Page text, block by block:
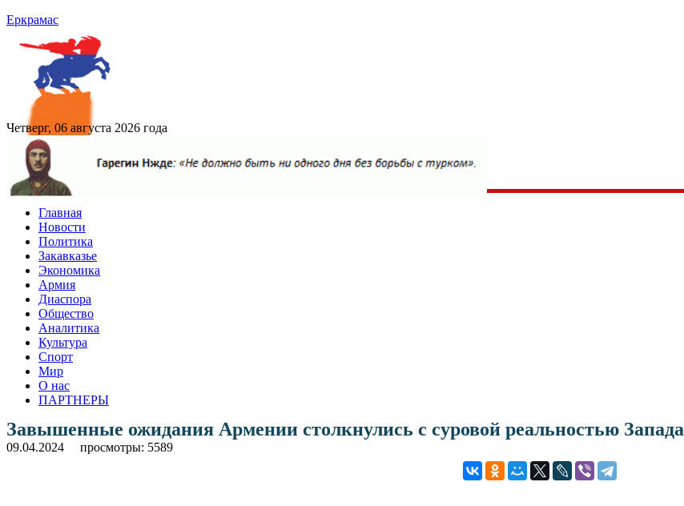
Еркрамас
Четверг, 06 августа 2026 года
Главная
Новости
Политика
Закавказье
Экономика
Армия
Диаспора
Общество
Аналитика
Культура
Спорт
Мир
О нас
ПАРТНЕРЫ
Завышенные ожидания Армении столкнулись с суровой реальностью Запада
09.04.2024 просмотры: 5589